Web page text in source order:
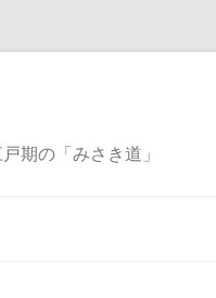
期の「みさき道」